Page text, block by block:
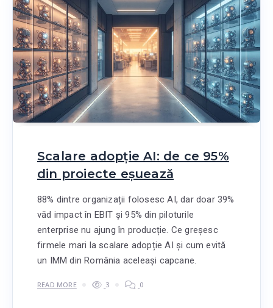
Scalare adopție AI: de ce 95%
din proiecte eșuează
88% dintre organizații folosesc AI, dar doar 39%
văd impact în EBIT și 95% din piloturile
enterprise nu ajung în producție. Ce greșesc
firmele mari la scalare adopție AI și cum evită
un IMM din România aceleași capcane.
READ MORE 3 0